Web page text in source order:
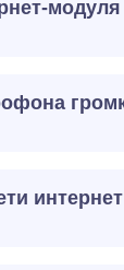
модуля
интернет